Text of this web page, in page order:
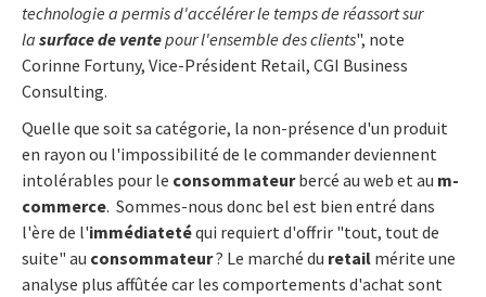
technologie a permis d'accélérer le temps de réassort sur
la surface de ventepour l'ensemble des clients", note
Corinne Fortuny, Vice-Président Retail, CGI Business
Consulting.
Quelle que soit sa catégorie, la non-présence d'un produit
en rayon ou l'impossibilité de le commander deviennent
intolérables pour le consommateurbercé au web et au m-
commerce. Sommes-nous donc bel est bien entré dans
l'ère de l'immédiatetéqui requiert d'offrir "tout, tout de
suite" au consommateur? Le marché du retail mérite une
analyse plus affûtée car les comportements d'achat sont